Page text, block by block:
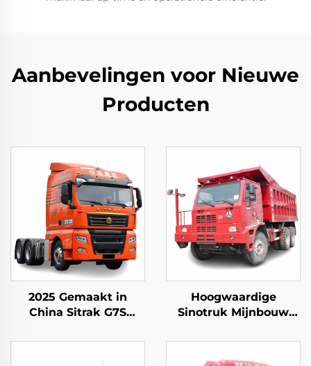
Aanbevelingen voor Nieuwe
Producten
2025 Gemaakt in
China Sitrak G7S
Tractor Truck Hoofd In
Voorraad Te Koop
Hoogwaardige
Sinotruk Mijnbouw
Trucks 6*4 50Tonnen
Lading 10-wiel Howo